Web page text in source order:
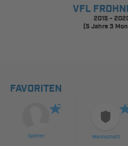
VFL
2015 -
(5 Jahre 3
FAVORITEN
Spieler Mannschaft